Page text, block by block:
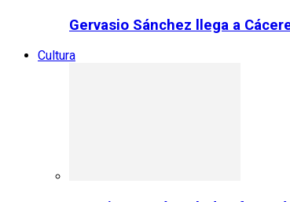
Gervasio Sánchez llega a
Cultura